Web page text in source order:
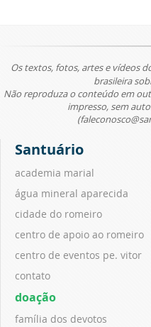
Os textos, fotos, artes e vídeos
brasileira
Não reproduza o conteúdo em
impresso, sem
Santuário
academia marial
água mineral aparecida
cidade do romeiro
centro de apoio ao romeiro
centro de eventos pe. vitor
contato
doação
família dos devotos